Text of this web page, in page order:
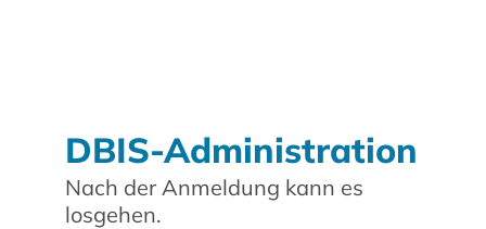
DBIS-Administration
Nach der Anmeldung kann es
losgehen.